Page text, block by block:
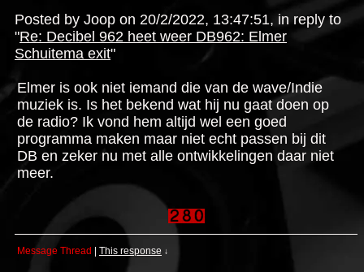
Posted by Joop on 20/2/2022, 13:47:51, in reply to
"Re: Decibel 962 heet weer DB962: Elmer
Schuitema exit"
Elmer is ook niet iemand die van de wave/Indie
muziek is. Is het bekend wat hij nu gaat doen op
de radio? Ik vond hem altijd wel een goed
programma maken maar niet echt passen bij dit
DB en zeker nu met alle ontwikkelingen daar niet
meer.
Message Thread This response ↓